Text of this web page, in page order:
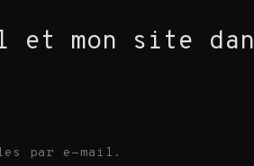
et mon site
par e-mail.